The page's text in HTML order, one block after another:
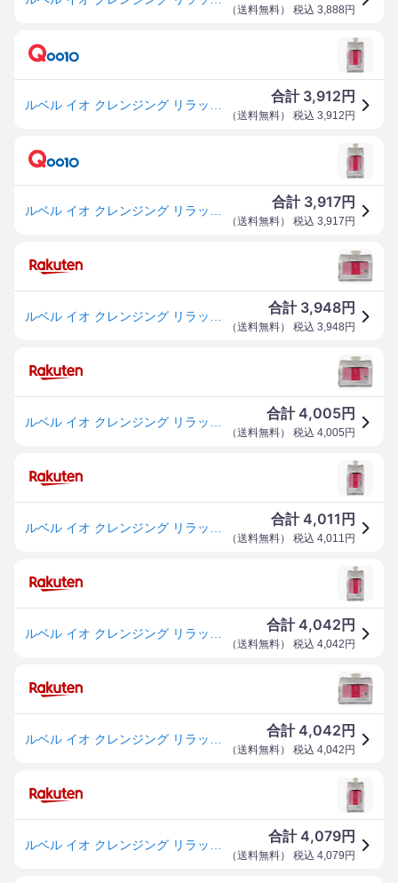
（送料無料） 税込 3,888 円
合計 3,912 円
（送料無料） 税込 3,912 円
合計 3,917円
（送料無料） 税込 3,917 円
合計 3,948円
（送料無料） 税込 3,948 円
合計4,005円
（送料無料） 税込 4,005 円
合計4,011 円
（送料無料） 税込 4,011 円
合計4,042 円
（送料無料） 税込 4,042 円
合計4,042 円
（送料無料） 税込 4,042 円
合計4,079円
（送料無料） 税込 4,079 円